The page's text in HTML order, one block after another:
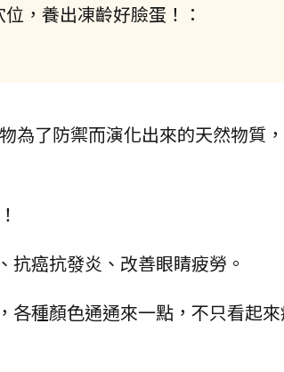
，養出凍齡好臉蛋！：
為了防禦而演化出來的天然物質
癌抗發炎、改善眼睛疲勞。
各種顏色通通來一點，不只看起